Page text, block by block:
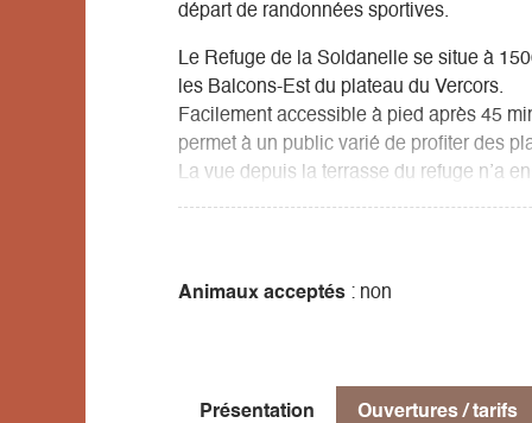
départ de randonnées sportives.
Le Refuge de la Soldanelle se situe à
les Balcons-Est du plateau du Vercors.
Facilement accessible à pied après 45
permet à un public varié de profiter des
La vue depuis la terrasse du refuge n’a
Animaux acceptés : non
Présentation Ouvertures / tarifs